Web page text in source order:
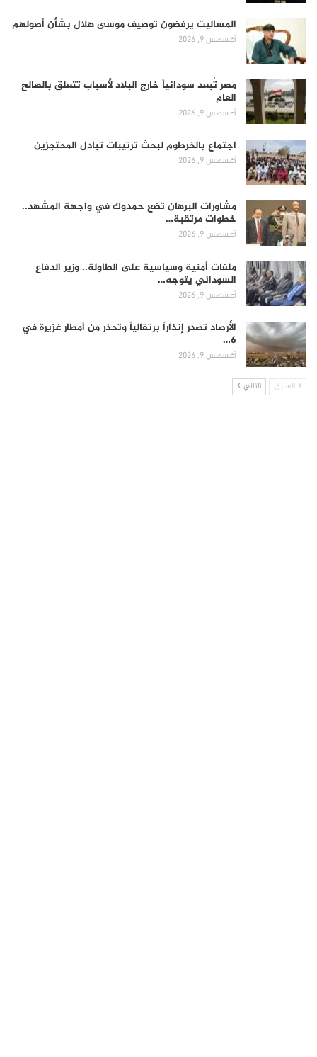
المساليت يرفضون توصيف موسى هلال بشأن أصولهم
أغسطس 9, 2026
مصر تُبعد سودانياً خارج البلاد لأسباب تتعلق بالصالح
العام
أغسطس 9, 2026
اجتماع بالخرطوم لبحث ترتيبات تبادل المحتجزين
أغسطس 9, 2026
مشاورات البرهان تضع حمدوك في واجهة المشهد..
خطوات مرتقبة…
أغسطس 9, 2026
ملفات أمنية وسياسية على الطاولة.. وزير الدفاع
السوداني يتوجه…
أغسطس 9, 2026
الأرصاد تصدر إنذاراً برتقالياً وتحذر من أمطار غزيرة في
6…
أغسطس 9, 2026
السابق التالي